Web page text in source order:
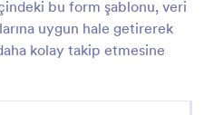
bu form şablonu, veri
uygun hale getirerek
kolay takip etmesine
Bir yangın güvenlik
bağlı olarak
Bu bir yangın tatbikatı
olabilir. Aynı zamanda
Amacı ne olursa